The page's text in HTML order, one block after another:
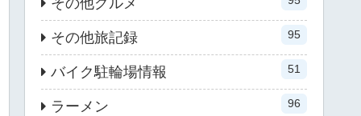
その他グルメ
その他旅記録 95
バイク駐輪場情報 51
ラーメン 96